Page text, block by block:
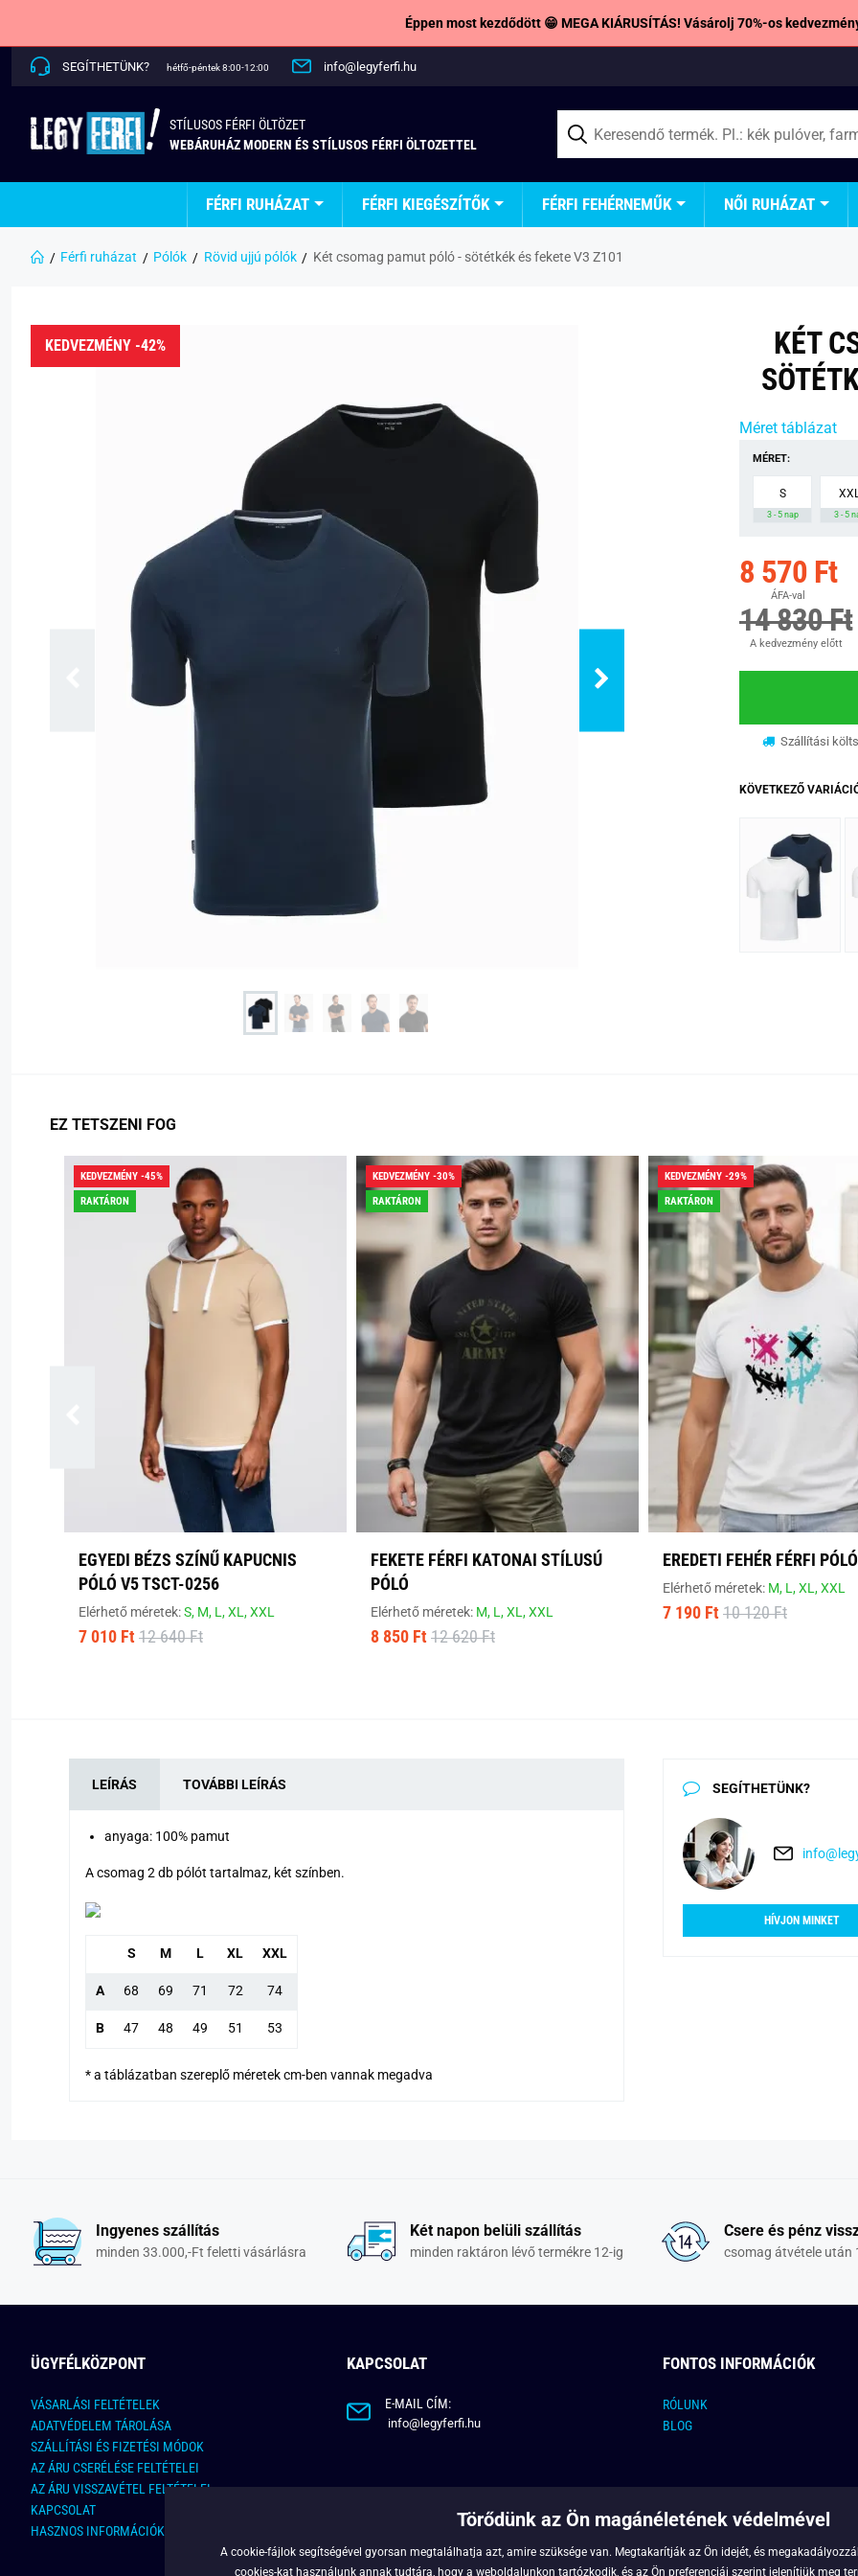
Éppen most kezdődött 😁 MEGA KIÁRUSÍTÁS! Vásárolj 70%-os
SEGÍTHETÜNK? hétfő-péntek 8:00-12:00 info@legyferfi.hu
STÍLUSOS FÉRFI ÖLTÖZET
WEBÁRUHÁZ MODERN ÉS STÍLUSOS FÉRFI ÖLTOZETTEL
FÉRFI RUHÁZAT FÉRFI KIEGÉSZÍTŐK FÉRFI FEHÉRNEMŰK NŐI RUHÁZAT
Férfi ruházat Pólók Rövid ujjú pólók Két csomag pamut póló - sötétkék és fekete V3 Z101
KEDVEZMÉNY -42%
KÉT
Méret táblázat
MÉRET:
S
3 - 5 nap 3 - 5
8 570 Ft
ÁFA-val
14 830 Ft
A kedvezmény előtt
Szállítási
KÖVETKEZŐ
EZ TETSZENI FOG
KEDVEZMÉNY -45%
RAKTÁRON
EGYEDI BÉZS SZÍNŰ KAPUCNIS
PÓLÓ V5 TSCT-0256
Elérhető méretek:S, M, L,XL,XXL
7 010 Ft 12 640 Ft
KEDVEZMÉNY -30%
RAKTÁRON
FEKETE FÉRFI KATONAI STÍLUSÚ
PÓLÓ
Elérhető méretek: M, L,XL,XXL
8 850 Ft 12 620 Ft
KEDVEZMÉNY -29%
RAKTÁRON
EREDETI FEHÉR FÉRFI PÓLÓ
Elérhető méretek: M, L,XL,XXL
7 190 Ft 10 120 Ft
LEÍRÁS TOVÁBBI LEÍRÁS
anyaga: 100% pamut
A csomag 2 db pólót tartalmaz, két színben.
S M L XL XXL
A 68 69 71 72 74
B 47 48 49 51 53
* a táblázatban szereplő méretek cm-ben vannak megadva
SEGÍTHETÜNK?
HÍVJON MINKET
Ingyenes szállítás
minden 33.000,-Ft feletti vásárlásra
Két napon belüli szállítás
minden raktáron lévő termékre 12-ig
Csere és pénz
csomag átvétele után
ÜGYFÉLKÖZPONT
VÁSARLÁSI FELTÉTELEK
ADATVÉDELEM TÁROLÁSA
SZÁLLÍTÁSI ÉS FIZETÉSI MÓDOK
AZ ÁRU CSERÉLÉSE FELTÉTELEI
AZ ÁRU VISSZAVÉTEL FELTÉTELEI
KAPCSOLAT
HASZNOS INFORMÁCIÓK
KAPCSOLAT
E-MAIL CÍM:
info@legyferfi.hu
FONTOS INFORMÁCIÓK
RÓLUNK
BLOG
Törődünk az Ön magánéletének védelmével
A cookie-fájlok segítségével gyorsan megtalálhatja azt, amire szüksége van. Megtakarítják az Ön idejét, és
cookies-kat használunk annak tudtára, hogy a weboldalunkon tartózkodik, és az Ön preferenciái szerint jelenítjük meg